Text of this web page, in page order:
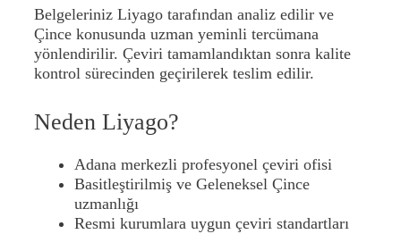
Belgeleriniz Liyago tarafından analiz edilir ve
Çince konusunda uzman yeminli tercümana
yönlendirilir. Çeviri tamamlandıktan sonra kalite
kontrol sürecinden geçirilerek teslim edilir.
Neden Liyago?
Adana merkezli profesyonel çeviri ofisi
Basitleştirilmiş ve Geleneksel Çince
uzmanlığı
Resmi kurumlara uygun çeviri standartları